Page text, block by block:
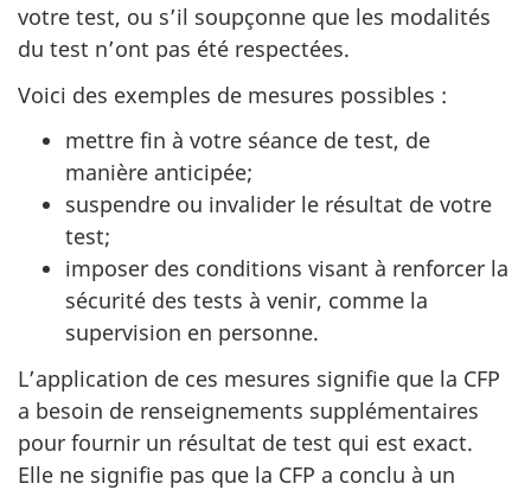
votre test, ou s’il soupçonne que les modalités
du test n’ont pas été respectées.
Voici des exemples de mesures possibles :
mettre fin à votre séance de test, de
manière anticipée;
suspendre ou invalider le résultat de votre
test;
imposer des conditions visant à renforcer la
sécurité des tests à venir, comme la
supervision en personne.
L’application de ces mesures signifie que la CFP
a besoin de renseignements supplémentaires
pour fournir un résultat de test qui est exact.
Elle ne signifie pas que la CFP a conclu à un